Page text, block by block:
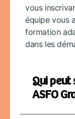
vous
équipe vous
formation
dans les
Qui peut
ASFO